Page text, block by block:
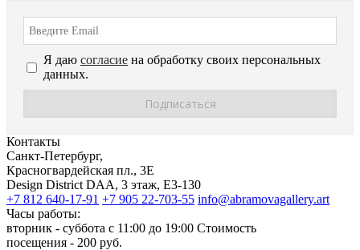
Я даю согласие на обработку своих персональных
данных.
Контакты
Санкт-Петербург,
Красногвардейская пл., 3E
Design District DAA, 3 этаж, Е3-130
+7 812 640-17-91 +7 905 22-703-55 info@abramovagallery.art
Часы работы:
вторник - суббота с 11:00 до 19:00 Стоимость
посещения - 200 руб.